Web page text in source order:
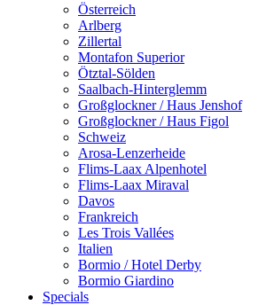
Österreich
Arlberg
Zillertal
Montafon Superior
Ötztal-Sölden
Saalbach-Hinterglemm
Großglockner / Haus Jenshof
Großglockner / Haus Figol
Schweiz
Arosa-Lenzerheide
Flims-Laax Alpenhotel
Flims-Laax Miraval
Davos
Frankreich
Les Trois Vallées
Italien
Bormio / Hotel Derby
Bormio Giardino
Specials